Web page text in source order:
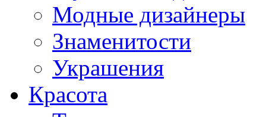
Модные дизайнеры
Знаменитости
Украшения
Красота